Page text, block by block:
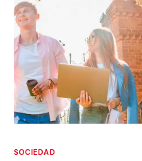
SOCIEDAD